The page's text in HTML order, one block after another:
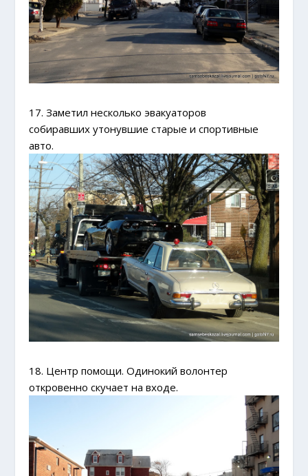
17. Заметил несколько эвакуаторов
собиравших утонувшие старые и спортивные
авто.
18. Центр помощи. Одинокий волонтер
откровенно скучает на входе.